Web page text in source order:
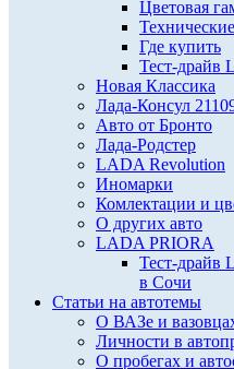
Цветовая
Где купить
Тест-драйв
Новая Классика
Лада-Консул
Авто от Бронто
Лада-Родстер
LADA Revolution
Иномарки
Комлектации и
О других авто
LADA PRIORA
Тест-драйв
в Сочи
Статьи на автотемы
О ВАЗе и
Личности в
О пробегах и